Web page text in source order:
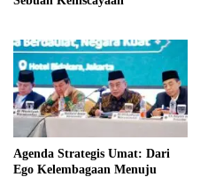
Agenda Strategis Umat: Dari
Ego Kelembagaan Menuju